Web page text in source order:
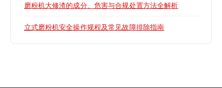
磨粉机大修渣的成分、危害与合规处置方法全解析
立式磨粉机安全操作规程及常见故障排除指南